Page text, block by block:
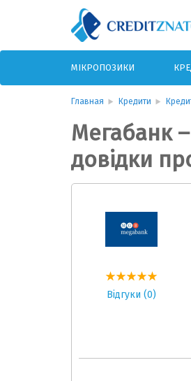
МІКРОПОЗИКИ
Главная Кредити
Мегабанк
довідки
Відгуки (0)